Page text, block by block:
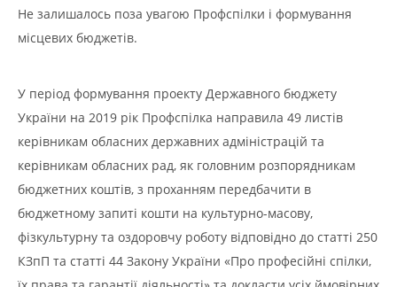
Не залишалось поза увагою Профспілки і формування
місцевих бюджетів.
У період формування проекту Державного бюджету
України на 2019 рік Профспілка направила 49 листів
керівникам обласних державних адміністрацій та
керівникам обласних рад, як головним розпорядникам
бюджетних коштів, з проханням передбачити в
бюджетному запиті кошти на культурно-масову,
фізкультурну та оздоровчу роботу відповідно до статті 250
КЗпП та статті 44 Закону України «Про професійні спілки,